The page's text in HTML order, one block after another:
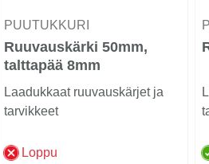
PUUTUKKURI
Ruuvauskärki 50mm,
talttapää 8mm
Laadukkaat ruuvauskärjet ja
tarvikkeet
Loppu